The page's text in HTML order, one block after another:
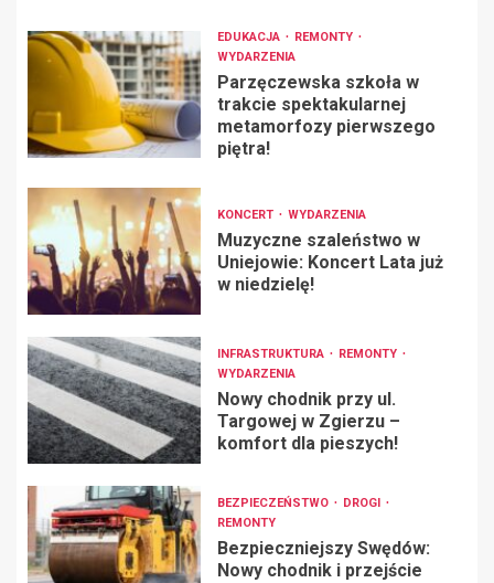
EDUKACJA
REMONTY
WYDARZENIA
Parzęczewska szkoła w
trakcie spektakularnej
metamorfozy pierwszego
piętra!
KONCERT WYDARZENIA
Muzyczne szaleństwo w
Uniejowie: Koncert Lata już
w niedzielę!
INFRASTRUKTURA
REMONTY
WYDARZENIA
Nowy chodnik przy ul.
Targowej w Zgierzu –
komfort dla pieszych!
BEZPIECZEŃSTWO
DROGI
REMONTY
Bezpieczniejszy Swędów:
Nowy chodnik i przejście